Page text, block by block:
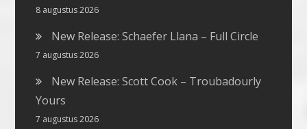
8 augustus 2026
New Release: Schaefer Llana – Full Circle
7 augustus 2026
New Release: Scott Cook – Troubadourly
Yours
7 augustus 2026